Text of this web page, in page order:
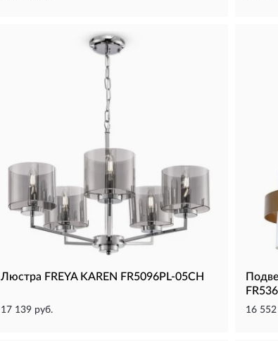
Люстра FREYA KAREN FR5096PL-05CH
17 139 руб. 16 552